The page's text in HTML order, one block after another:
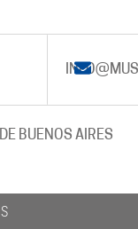
BUENOS AIRES